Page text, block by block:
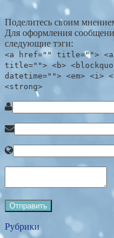
Поделитесь своим
Для оформления
следующие тэги:
<a href="" title="">
title=""> <b>
datetime=""> <em> <i>
<strong>
Рубрики